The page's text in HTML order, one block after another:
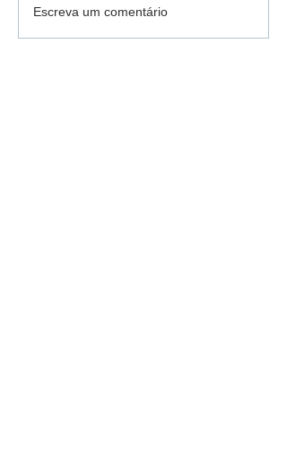
Caron realiza
primeiro tratamento
Escreva um comentário